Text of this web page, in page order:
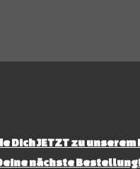
Dich JETZT zu
nächste